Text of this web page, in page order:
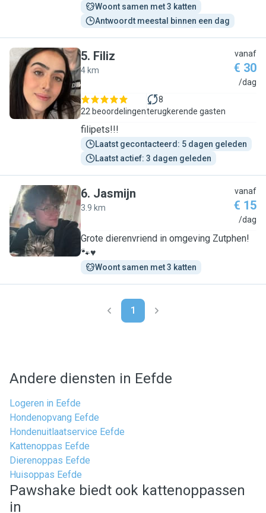
Woont samen met 3 katten
Antwoordt meestal binnen een dag
F
5. Filiz
4 km
vanaf
€ 30
/dag
22 beoordelingen
8
terugkerende gasten
filipets!!!
Laatst gecontacteerd: 5 dagen geleden
Laatst actief: 3 dagen geleden
J
6. Jasmijn
3.9 km
vanaf
€ 15
/dag
Grote dierenvriend in omgeving Zutphen!
🐾♥️
Woont samen met 3 katten
1
Andere diensten in Eefde
Logeren in Eefde
Hondenopvang Eefde
Hondenuitlaatservice Eefde
Kattenoppas Eefde
Dierenoppas Eefde
Huisoppas Eefde
Pawshake biedt ook kattenoppassen
in